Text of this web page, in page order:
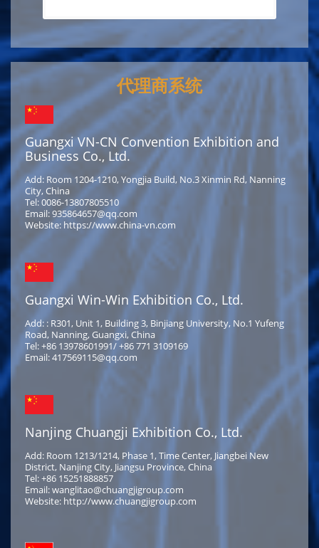
代理商系统
Guangxi VN-CN Convention Exhibition and
Business Co., Ltd.
Add: Room 1204-1210, Yongjia Build, No.3 Xinmin Rd, Nanning
City, China
Tel: 0086-13807805510
Email: 935864657@qq.com
Website: https://www.china-vn.com
Guangxi Win-Win Exhibition Co., Ltd.
Add: : R301, Unit 1, Building 3, Binjiang University, No.1 Yufeng
Road, Nanning, Guangxi, China
Tel: +86 13978601991/ +86 771 3109169
Email: 417569115@qq.com
Nanjing Chuangji Exhibition Co., Ltd.
Add: Room 1213/1214, Phase 1, Time Center, Jiangbei New
District, Nanjing City, Jiangsu Province, China
Tel: +86 15251888857
Email: wanglitao@chuangjigroup.com
Website: http://www.chuangjigroup.com